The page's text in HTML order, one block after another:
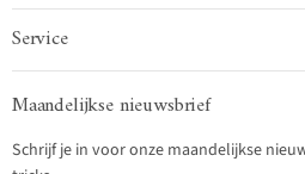
Service
Maandelijkse nieuwsbrief
Schrijf je in voor onze maandelijkse